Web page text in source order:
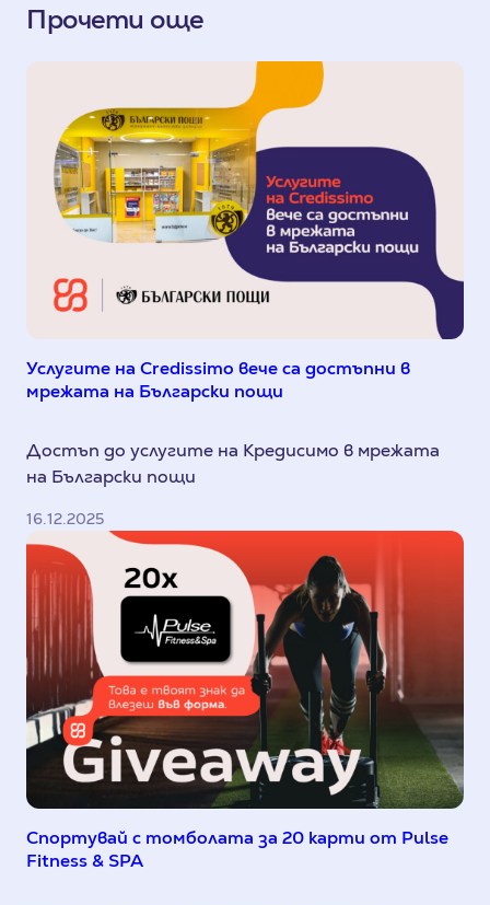
Прочети още
Услугите на Credissimo вече са достъпни в
мрежата на Български пощи
Достъп до услугите на Кредисимо в мрежата
на Български пощи
16.12.2025
Спортувай с томболата за 20 карти от Pulse
Fitness & SPA